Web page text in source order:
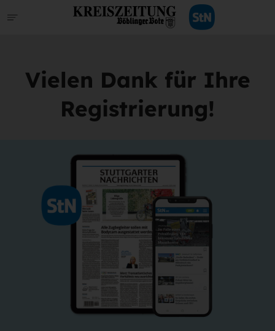
Vielen Dank für Ihre
Registrierung!